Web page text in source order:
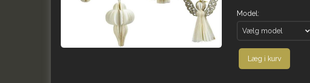
Model:
Læg i kurv